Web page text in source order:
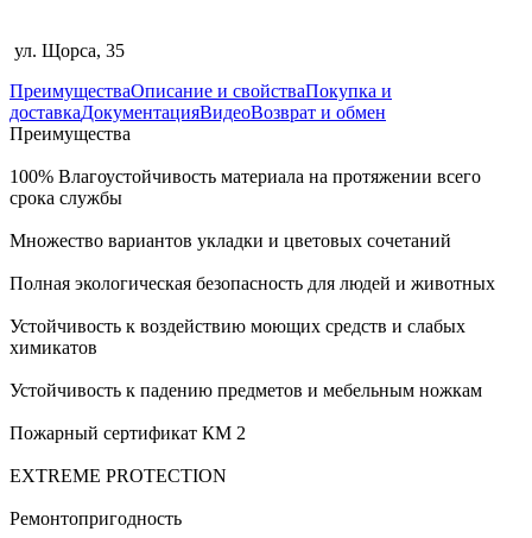
ул. Щорса, 35
ПреимуществаОписание и свойстваПокупка и
доставкаДокументацияВидеоВозврат и обмен
Преимущества
100% Влагоустойчивость материала на протяжении всего
срока службы
Множество вариантов укладки и цветовых сочетаний
Полная экологическая безопасность для людей и животных
Устойчивость к воздействию моющих средств и слабых
химикатов
Устойчивость к падению предметов и мебельным ножкам
Пожарный сертификат КМ 2
EXTREME PROTECTION
Ремонтопригодность